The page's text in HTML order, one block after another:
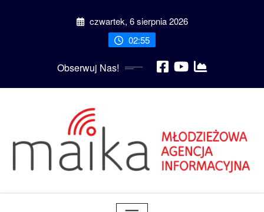
czwartek, 6 sierpnia 2026
02:55
Obserwuj Nas!